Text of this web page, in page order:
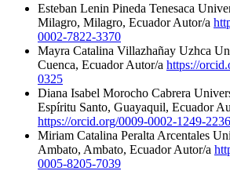
Esteban Lenin Pineda Tenesaca
Milagro, Milagro, EcuadorAutor/a
0002-7822-3370
Mayra Catalina Villazhañay Uzhca
Cuenca, EcuadorAutor/a https://
0325
Diana Isabel Morocho Cabrera
Espíritu Santo, Guayaquil, Ecuador
https://orcid.org/0009-0002-1249-2236
Miriam Catalina Peralta Arcentales
Ambato, Ambato, EcuadorAutor/a
0005-8205-7039